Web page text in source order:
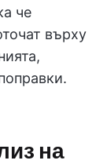
че
върху
на